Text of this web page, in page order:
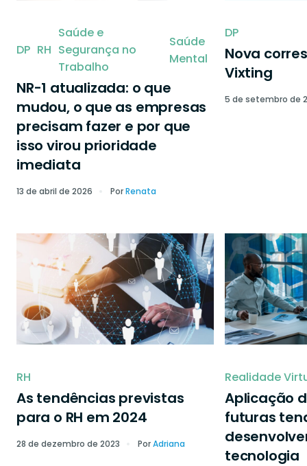
DP RH
Saúde e
Segurança no
Trabalho
Saúde
Mental
NR-1 atualizada: o que
mudou, o que as empresas
precisam fazer e por que
isso virou prioridade
imediata
13 de abril de 2026 PorRenata
DP
Nova
Vixting
5 de setembro de
RH
As tendências previstas
para o RH em 2024
28 de dezembro de 2023 PorAdriana
Realidade
Aplicação
futuras
tecnologia